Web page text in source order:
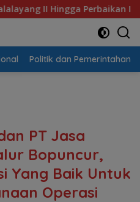
Perbaikan Infrastruktur
Politik dan Pemerintahan
PT Jasa
Bopuncur,
Yang Baik Untuk
Operasi